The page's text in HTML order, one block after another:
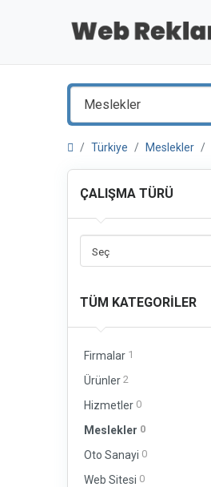
Meslekler
Türkiye Meslekler
ÇALIŞMA TÜRÜ
Seç
TÜM KATEGORILER
Firmalar 1
Ürünler 2
Hizmetler 0
Meslekler 0
Oto Sanayi 0
Web Sitesi 0